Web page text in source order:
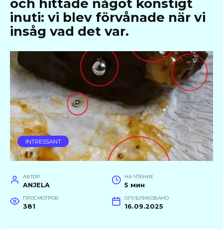
och hittade något konstigt
inuti: vi blev förvånade när vi
insåg vad det var.
INTRESSANT
АВТОР
ANJELA
НА ЧТЕНИЕ
5 мин
ПРОСМОТРОВ
381
ОПУБЛИКОВАНО
16.09.2025